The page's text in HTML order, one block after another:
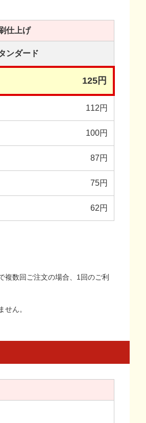
仕上げ
ンダード
125円
112円
100円
87円
75円
62円
複数回ご注文の場合、1回のご利
ん。